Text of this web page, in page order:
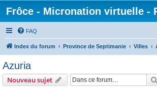
Frôce - Micronation virtuelle -
FAQ
Index du forum Province de Septimanie Villes
Azuria
Nouveau sujet